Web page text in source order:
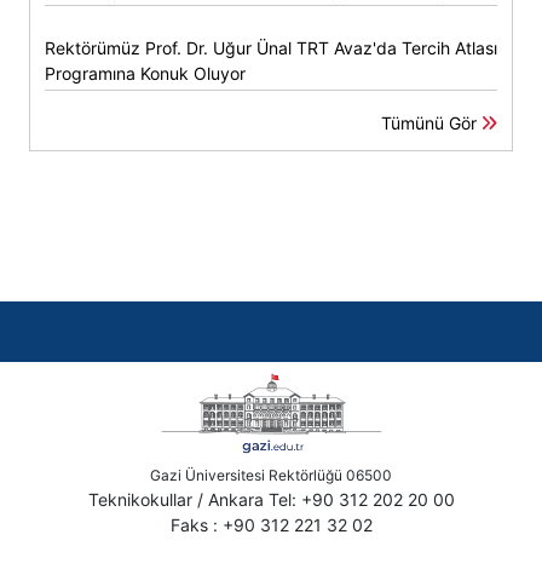
Rektörümüz Prof. Dr. Uğur Ünal TRT Avaz'da Tercih Atlası
Programına Konuk Oluyor
Tümünü Gör
Gazi Üniversitesi Rektörlüğü 06500
Teknikokullar / Ankara Tel: +90 312 202 20 00
Faks : +90 312 221 32 02